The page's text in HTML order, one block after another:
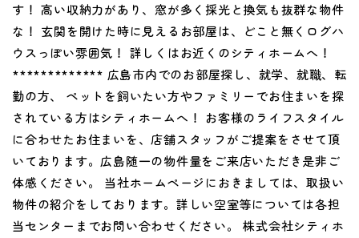
す！ 高い収納力があり、窓が多く採光と換気も抜群な物件
な！ 玄関を開けた時に見えるお部屋は、どこと無くログハ
ウスっぽい雰囲気！ 詳しくはお近くのシティホームへ！
************* 広島市内でのお部屋探し、就学、就職、転
勤の方、 ペットを飼いたい方やファミリーでお住まいを探
されている方はシティホームへ！ お客様のライフスタイル
に合わせたお住まいを、店舗スタッフがご提案をさせて頂
いております。広島随一の物件量をご来店いただき是非ご
体感ください。 当社ホームページにおきましては、取扱い
物件の紹介をしております。詳しい空室等については各担
当センターまでお問い合わせください。 株式会社シティホ